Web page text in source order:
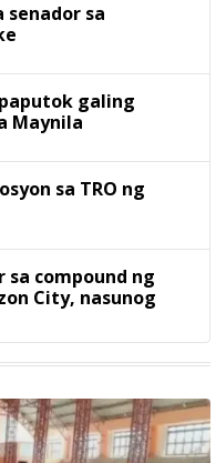
senador sa
galing
Maynila
sa TRO ng
compound ng
City, nasunog